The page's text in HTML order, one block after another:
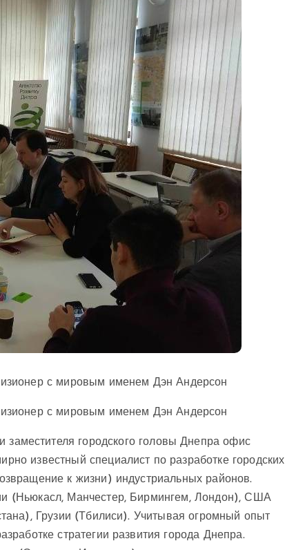
с мировым именем Дэн Андерсон
с мировым именем Дэн Андерсон
заместителя городского головы Днепра офис
известный специалист по разработке городских
к жизни) индустриальных районов.
(Ньюкасл, Манчестер, Бирмингем, Лондон), США
Грузии (Тбилиси). Учитывая огромный опыт
стратегии развития города Днепра.